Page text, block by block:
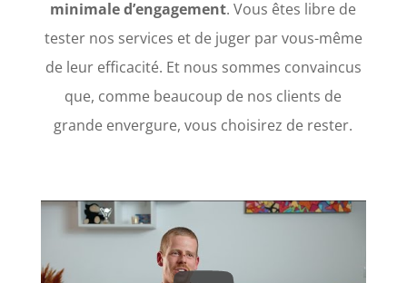
minimale d’engagement. Vous êtes libre de
tester nos services et de juger par vous-même
de leur efficacité. Et nous sommes convaincus
que, comme beaucoup de nos clients de
grande envergure, vous choisirez de rester.